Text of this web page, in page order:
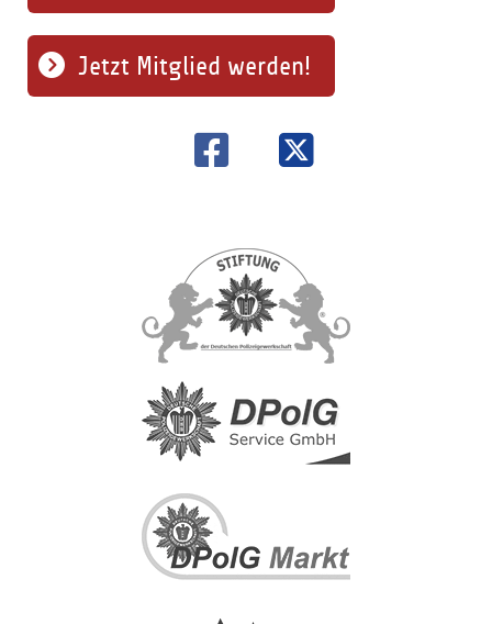
Jetzt Mitglied werden!